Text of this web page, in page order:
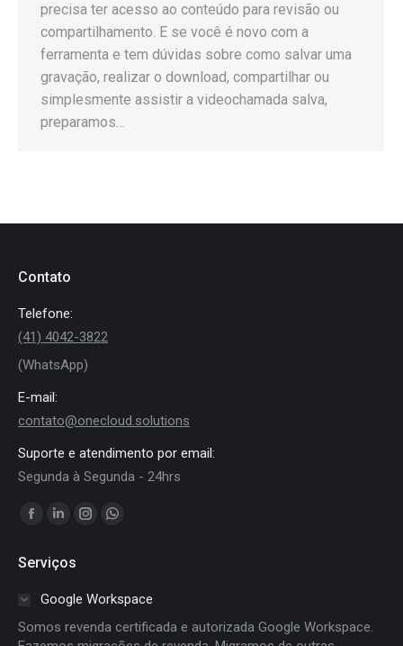
precisa ter acesso ao conteúdo para revisão ou
compartilhamento. E se você é novo com a
ferramenta e tem dúvidas sobre como salvar uma
gravação, realizar o download, compartilhar ou
simplesmente assistir a videochamada salva,
preparamos…
Contato
Telefone:
(41) 4042-3822
(WhatsApp)
E-mail:
contato@onecloud.solutions
Suporte e atendimento por email:
Segunda à Segunda - 24hrs
Encontre-nos em:
Facebook
opens
window
Linkedin
opens
in
window
Instagram
in
new
window
Whatsapp
in
window
Serviços
Google Workspace
Somos revenda certificada e autorizada Google Workspace.